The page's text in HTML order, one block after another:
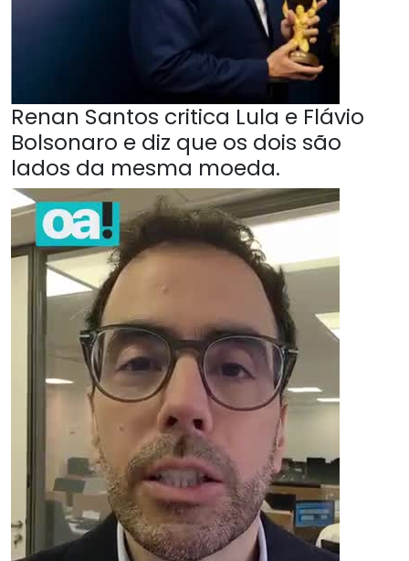
Renan Santos critica Lula e Flávio
Bolsonaro e diz que os dois são
lados da mesma moeda.